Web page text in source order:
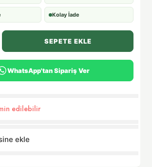
Kolay İade
SEPETE EKLE
WhatsApp'tan Sipariş Ver
edilebilir
ekle